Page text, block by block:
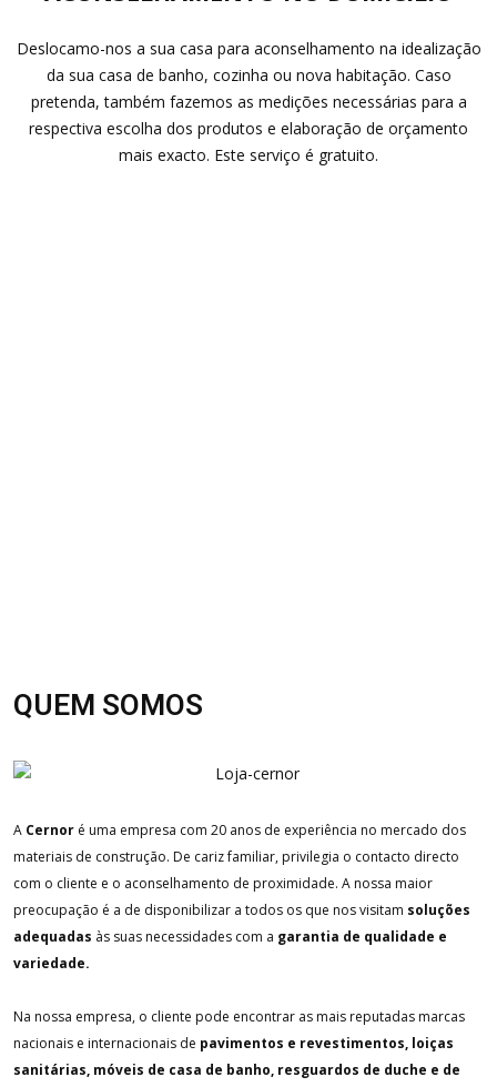
Deslocamo-nos a sua casa para aconselhamento na idealização
da sua casa de banho, cozinha ou nova habitação. Caso
pretenda, também fazemos as medições necessárias para a
respectiva escolha dos produtos e elaboração de orçamento
mais exacto. Este serviço é gratuito.
QUEM SOMOS
A Cernor é uma empresa com 20 anos de experiência no mercado dos
materiais de construção. De cariz familiar, privilegia o contacto directo
com o cliente e o aconselhamento de proximidade. A nossa maior
preocupação é a de disponibilizar a todos os que nos visitam soluções
adequadas às suas necessidades com a garantia de qualidade e
variedade.
Na nossa empresa, o cliente pode encontrar as mais reputadas marcas
nacionais e internacionais de pavimentos e revestimentos, loiças
sanitárias, móveis de casa de banho, resguardos de duche e de